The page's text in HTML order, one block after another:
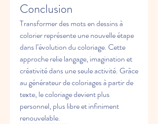
Conclusion
Transformer des mots en dessins à
colorier représente une nouvelle étape
dans l’évolution du coloriage. Cette
approche relie langage, imagination et
créativité dans une seule activité. Grâce
au générateur de coloriages à partir de
texte, le coloriage devient plus
personnel, plus libre et infiniment
renouvelable.